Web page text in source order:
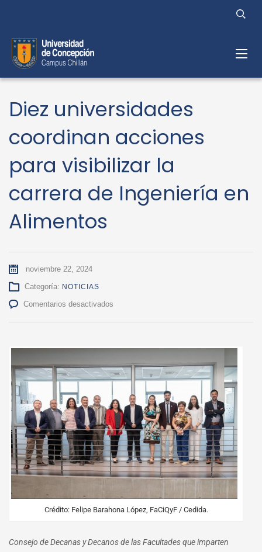
Diez universidades
coordinan acciones
para visibilizar la
carrera de Ingeniería en
Alimentos
noviembre 22, 2024
Categoría: NOTICIAS
Comentarios desactivados
acciones
visibilizar
carrera
de
Ingeniería
en
Alimentos
Crédito: Felipe Barahona López, FaCiQyF / Cedida.
Consejo de Decanas y Decanos de las Facultades que imparten